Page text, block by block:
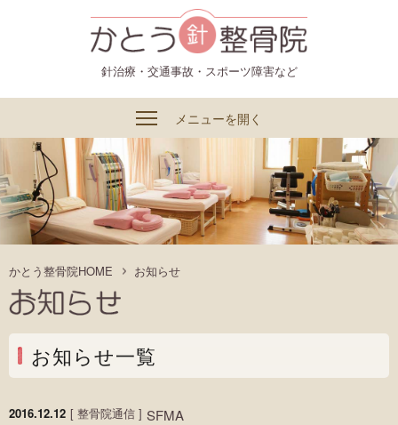
針治療・交通事故・スポーツ障害など
メニューを開く
かとう整骨院HOME お知らせ
お知らせ一覧
2016.12.12 [ 整骨院通信 ] SFMA